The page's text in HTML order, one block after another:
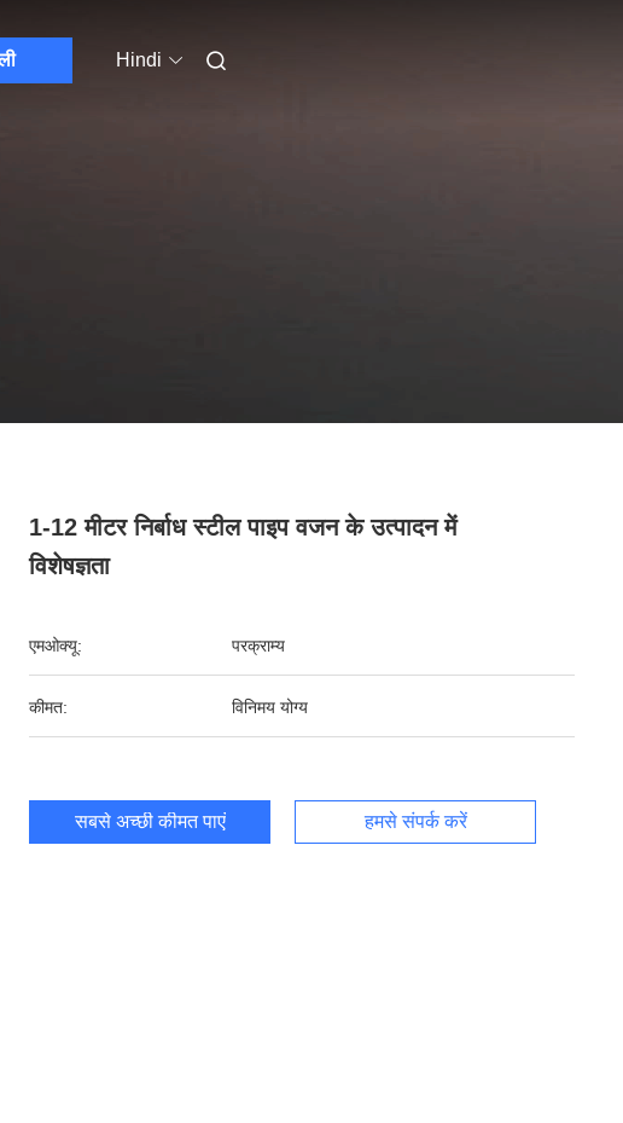
Hindi
1-12 मीटर निर्बाध स्टील पाइप वजन के उत्पादन में
विशेषज्ञता
एमओक्यू: परक्राम्य
कीमत: विनिमय योग्य
सबसे अच्छी कीमत पाएं हमसे संपर्क करें